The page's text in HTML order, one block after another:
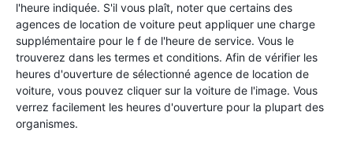
l'heure indiquée. S'il vous plaît, noter que certains des
agences de location de voiture peut appliquer une charge
supplémentaire pour le f de l'heure de service. Vous le
trouverez dans les termes et conditions. Afin de vérifier les
heures d'ouverture de sélectionné agence de location de
voiture, vous pouvez cliquer sur la voiture de l'image. Vous
verrez facilement les heures d'ouverture pour la plupart des
organismes.